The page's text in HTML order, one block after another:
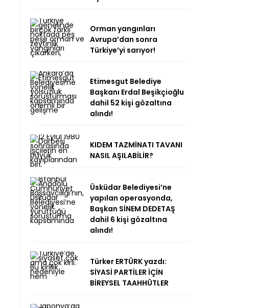
Orman yangınları
Avrupa’dan sonra
Türkiye’yi sarıyor!
Etimesgut Belediye
Başkanı Erdal Beşikçioğlu
dahil 52 kişi gözaltına
alındı!
KIDEM TAZMİNATI TAVANI
NASIL AŞILABİLİR?
Üsküdar Belediyesi’ne
yapılan operasyonda,
Başkan SİNEM DEDETAŞ
dahil 6 kişi gözaltına
alındı!
Türker ERTÜRK yazdı:
SİYASİ PARTİLER İÇİN
BİREYSEL TAAHHÜTLER